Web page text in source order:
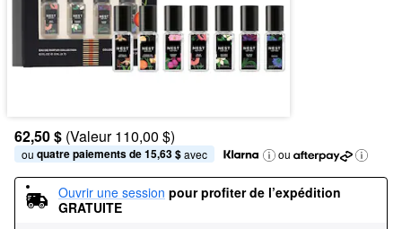
62,50 $ (Valeur 110,00 $)
ou quatre paiements de 15,63 $ avec ou
Ouvrir une session pour profiter de l’expédition
GRATUITE